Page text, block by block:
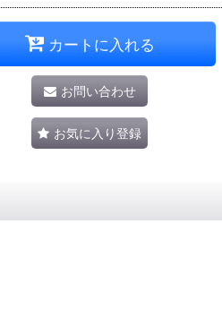
カートに入れる
お問い合わせ
お気に入り登録